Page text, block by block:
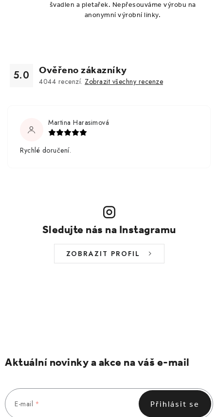
švadlen a pletařek. Nepřesouváme výrobu na
anonymní výrobní linky.
5.0 Ověřeno zákazníky
4044 recenzí. Zobrazit všechny recenze
Martina Harasimová
Rychlé doručení.
Sledujte nás na Instagramu
ZOBRAZIT PROFIL
Aktuální novinky a akce na váš e-mail
E-mail Přihlásit se